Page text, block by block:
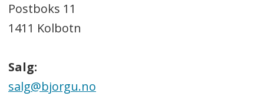
Postboks 11
1411 Kolbotn
Salg:
salg@bjorgu.no